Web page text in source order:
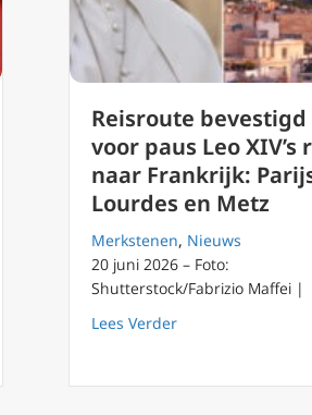
de mis af
SSPX tegen Schrift en Traditie
Reisroute bevestigd
voor paus Leo XIV’s
naar Frankrijk:
Lourdes en Metz
Merkstenen, Nieuws
20 juni 2026 – Foto:
Shutterstock/Fabrizio
Lees Verderabout Reisroute